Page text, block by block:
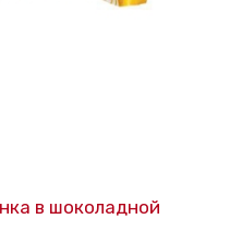
в шоколадной